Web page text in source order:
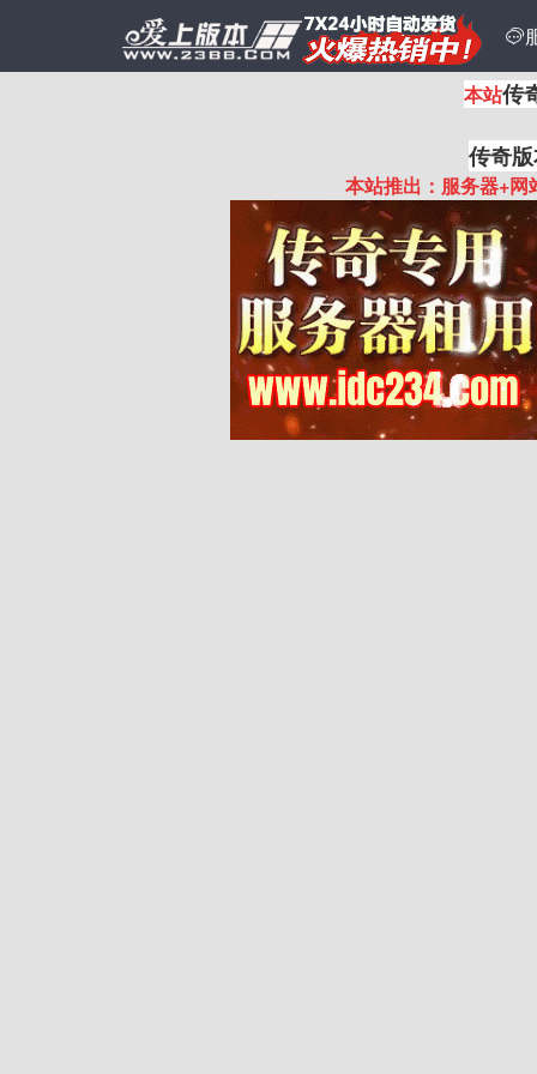

本站传
传奇
本站推出：服务器+